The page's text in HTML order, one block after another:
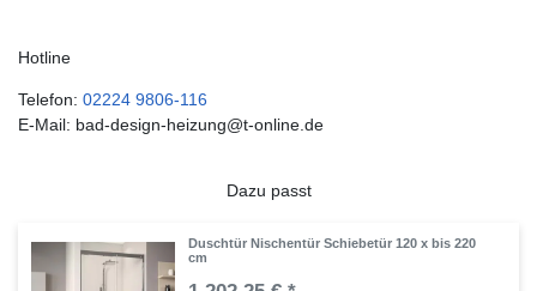
Hotline
Telefon: 02224 9806-116
E-Mail: bad-design-heizung@t-online.de
Dazu passt
Duschtür Nischentür Schiebetür 120 x bis 220
cm